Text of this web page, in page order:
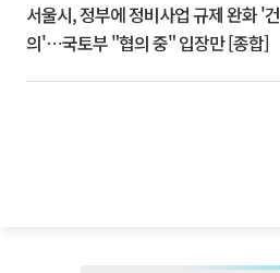
서울시, 정부에 정비사업 규제 완화 '건
의'⋯국토부 "협의 중" 입장만 [종합]